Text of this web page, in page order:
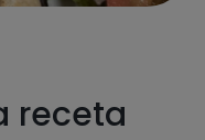
receta